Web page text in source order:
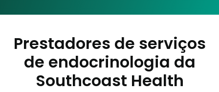
Prestadores de serviços
de endocrinologia da
Southcoast Health